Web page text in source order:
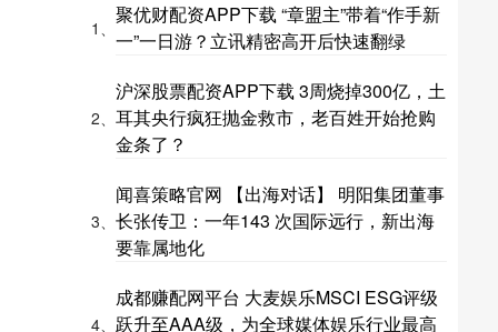
1、
聚优财配资APP下载 “章盟主”带着“作手新
一”一日游？立讯精密高开后快速翻绿
2、
沪深股票配资APP下载 3周烧掉300亿，土
耳其央行疯狂抛金救市，老百姓开始抢购
金条了？
3、
闻喜策略官网 【出海对话】 明阳集团董事
长张传卫：一年143 次国际远行，新出海
要靠属地化
4、
成都赚配网平台 大麦娱乐MSCI ESG评级
跃升至AAA级，为全球媒体娱乐行业最高